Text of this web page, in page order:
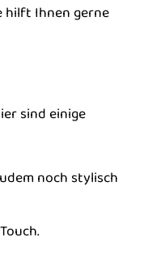
hilft Ihnen gerne
sind einige
noch stylisch